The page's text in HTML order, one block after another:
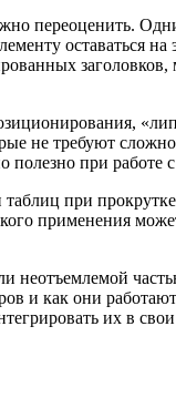
переоценить.
оставаться
не требуют
полезно при
при
применения
и как они
их в